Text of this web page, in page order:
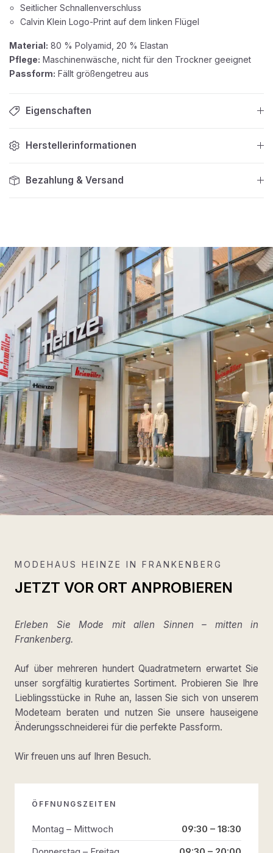
Seitlicher Schnallenverschluss
Calvin Klein Logo-Print auf dem linken Flügel
Material: 80 % Polyamid, 20 % Elastan
Pflege: Maschinenwäsche, nicht für den Trockner geeignet
Passform: Fällt größengetreu aus
Eigenschaften
Herstellerinformationen
Bezahlung & Versand
MODEHAUS HEINZE IN FRANKENBERG
JETZT VOR ORT ANPROBIEREN
Erleben Sie Mode mit allen Sinnen – mitten in
Frankenberg.
Auf über mehreren hundert Quadratmetern erwartet Sie
unser sorgfältig kuratiertes Sortiment. Probieren Sie Ihre
Lieblingsstücke in Ruhe an, lassen Sie sich von unserem
Modeteam beraten und nutzen Sie unsere hauseigene
Änderungsschneiderei für die perfekte Passform.
Wir freuen uns auf Ihren Besuch.
ÖFFNUNGSZEITEN
Montag – Mittwoch
09:30 – 18:30